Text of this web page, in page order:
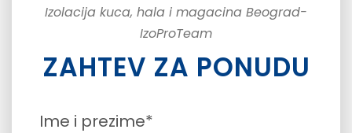
Izolacija kuca, hala i magacina Beograd-
IzoProTeam
ZAHTEV ZA PONUDU
Ime i prezime*